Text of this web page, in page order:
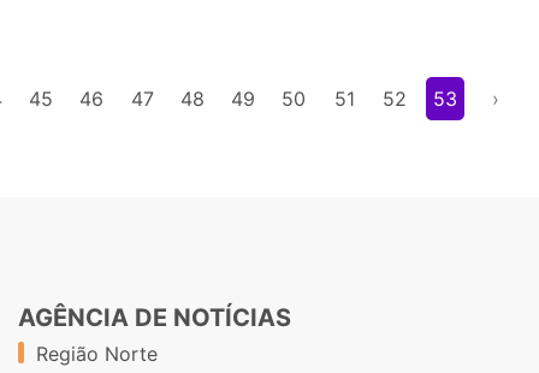
45 46 47 48 49 50 51 52 53 ›
AGÊNCIA DE NOTÍCIAS
Região Norte